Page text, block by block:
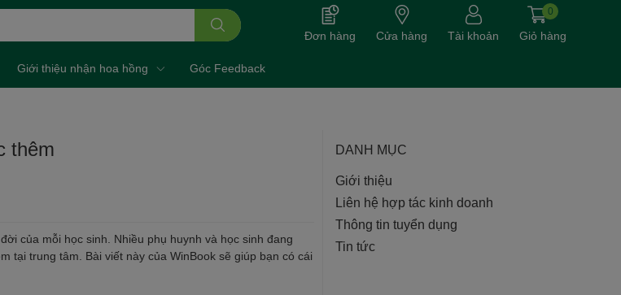
Đơn hàng Cửa hàng Tài khoản
0
Giỏ hàng
Giới thiệu nhận hoa hồng Góc Feedback
thêm
của mỗi học sinh. Nhiều phụ huynh và học sinh đang
tại trung tâm. Bài viết này của WinBook sẽ giúp bạn có cái
DANH MỤC
Giới thiệu
Liên hệ hợp tác kinh doanh
Thông tin tuyển dụng
Tin tức